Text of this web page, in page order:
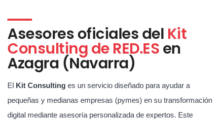
Asesores oficiales del Kit
Consulting de RED.ESen
Azagra (Navarra)
El Kit Consulting es un servicio diseñado para ayudar a
pequeñas y medianas empresas (pymes) en su transformación
digital mediante asesoría personalizada de expertos. Este